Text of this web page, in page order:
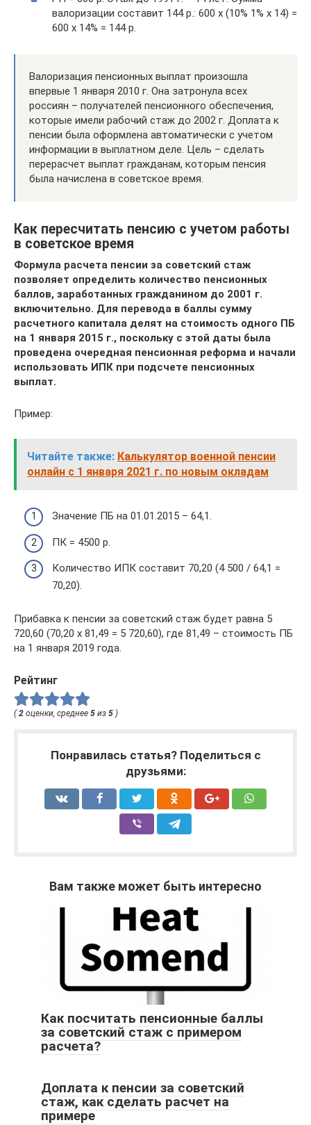
валоризации составит 144 р.: 600 х (10% 1% х 14) =
600 х 14% = 144 р.
Валоризация пенсионных выплат произошла
впервые 1 января 2010 г. Она затронула всех
россиян – получателей пенсионного обеспечения,
которые имели рабочий стаж до 2002 г. Доплата к
пенсии была оформлена автоматически с учетом
информации в выплатном деле. Цель – сделать
перерасчет выплат гражданам, которым пенсия
была начислена в советское время.
Как пересчитать пенсию с учетом работы
в советское время
Формула расчета пенсии за советский стаж
позволяет определить количество пенсионных
баллов, заработанных гражданином до 2001 г.
включительно. Для перевода в баллы сумму
расчетного капитала делят на стоимость одного ПБ
на 1 января 2015 г., поскольку с этой даты была
проведена очередная пенсионная реформа и начали
использовать ИПК при подсчете пенсионных
выплат.
Пример:
Читайте также: Калькулятор военной пенсии
онлайн c 1 января 2021 г. по новым окладам
Значение ПБ на 01.01.2015 – 64,1.
ПК = 4500 р.
Количество ИПК составит 70,20 (4 500 / 64,1 =
70,20).
Прибавка к пенсии за советский стаж будет равна 5
720,60 (70,20 х 81,49 = 5 720,60), где 81,49 – стоимость ПБ
на 1 января 2019 года.
Рейтинг
( 2 оценки, среднее 5 из 5 )
Понравилась статья? Поделиться с
друзьями:
Вам также может быть интересно
Как посчитать пенсионные баллы
за советский стаж с примером
расчета?
Доплата к пенсии за советский
стаж, как сделать расчет на
примере